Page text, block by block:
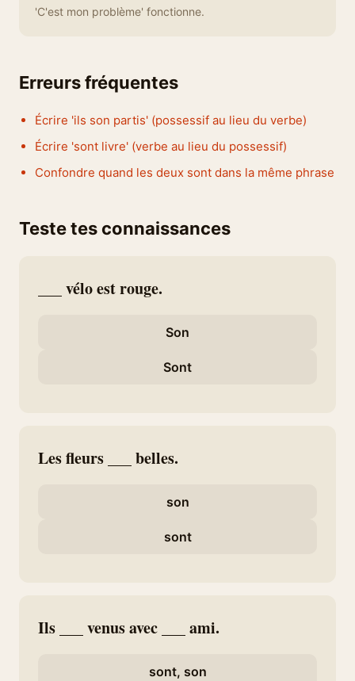
'C'est mon problème' fonctionne.
Erreurs fréquentes
Écrire 'ils son partis' (possessif au lieu du verbe)
Écrire 'sont livre' (verbe au lieu du possessif)
Confondre quand les deux sont dans la même phrase
Teste tes connaissances
___ vélo est rouge.
Son
Sont
Les fleurs ___ belles.
son
sont
Ils ___ venus avec ___ ami.
sont, son